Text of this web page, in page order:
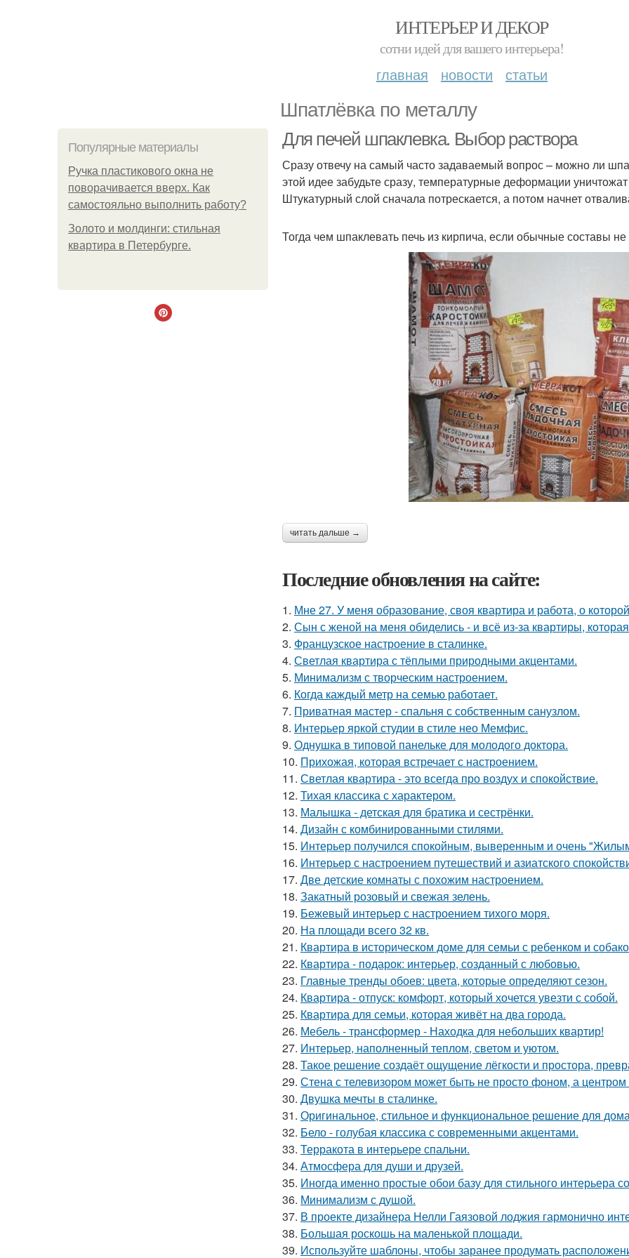
ИНТЕРЬЕР И ДЕКОР
сотни идей для вашего интерьера!
главная новости статьи
Шпатлёвка по металлу
Популярные материалы
Ручка пластикового окна не
поворачивается вверх. Как
самостояльно выполнить работу?
Золото и молдинги: стильная
квартира в Петербурге.
Для печей шпаклевка. Выбор раствора
Сразу отвечу на самый часто задаваемый вопрос – можно ли
этой идее забудьте сразу, температурные деформации
Штукатурный слой сначала потрескается, а потом начнет
Тогда чем шпаклевать печь из кирпича, если обычные составы
читать дальше →
Последние обновления на сайте:
1. Мне 27. У меня образование, своя квартира и работа, о
2. Сын с женой на меня обиделись - и всё из-за квартиры,
3. Французское настроение в сталинке.
4. Светлая квартира с тёплыми природными акцентами.
5. Минимализм с творческим настроением.
6. Когда каждый метр на семью работает.
7. Приватная мастер - спальня с собственным санузлом.
8. Интерьер яркой студии в стиле нео Мемфис.
9. Однушка в типовой панельке для молодого доктора.
10. Прихожая, которая встречает с настроением.
11. Светлая квартира - это всегда про воздух и спокойствие.
12. Тихая классика с характером.
13. Малышка - детская для братика и сестрёнки.
14. Дизайн с комбинированными стилями.
15. Интерьер получился спокойным, выверенным и очень
16. Интерьер с настроением путешествий и азиатского
17. Две детские комнаты с похожим настроением.
18. Закатный розовый и свежая зелень.
19. Бежевый интерьер с настроением тихого моря.
20. На площади всего 32 кв.
21. Квартира в историческом доме для семьи с ребенком и
22. Квартира - подарок: интерьер, созданный с любовью.
23. Главные тренды обоев: цвета, которые определяют сезон.
24. Квартира - отпуск: комфорт, который хочется увезти с собой.
25. Квартира для семьи, которая живёт на два города.
26. Мебель - трансформер - Находка для небольших квартир!
27. Интерьер, наполненный теплом, светом и уютом.
28. Такое решение создаёт ощущение лёгкости и простора,
29. Стена с телевизором может быть не просто фоном, а
30. Двушка мечты в сталинке.
31. Оригинальное, стильное и функциональное решение для
32. Бело - голубая классика с современными акцентами.
33. Терракота в интерьере спальни.
34. Атмосфера для души и друзей.
35. Иногда именно простые обои базу для стильного интерьера
36. Минимализм с душой.
37. В проекте дизайнера Нелли Гаязовой лоджия гармонично
38. Большая роскошь на маленькой площади.
39. Используйте шаблоны, чтобы заранее продумать